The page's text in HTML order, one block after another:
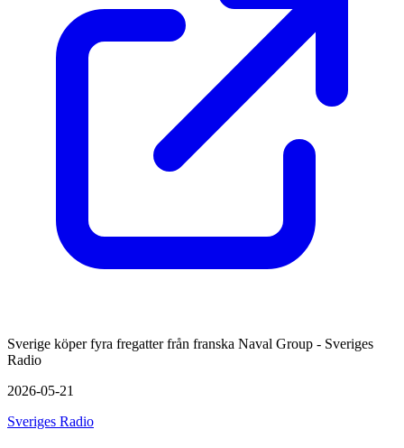
Sverige köper fyra fregatter från franska Naval Group - Sveriges
Radio
2026-05-21
Sveriges Radio